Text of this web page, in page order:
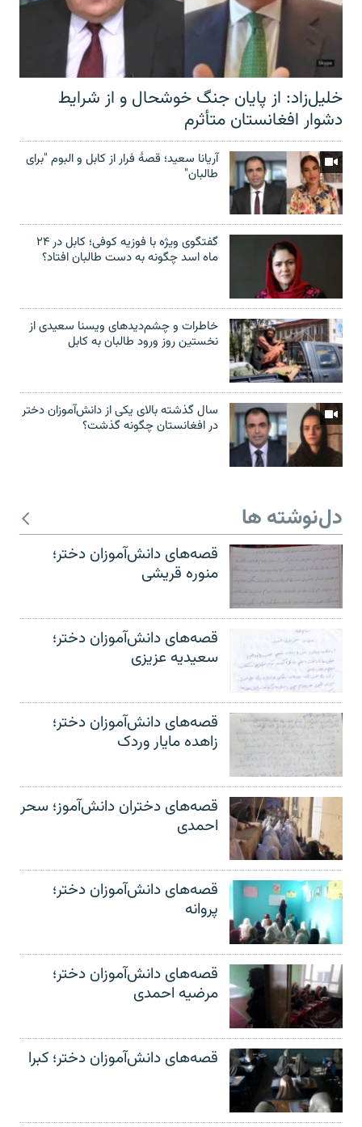
خلیل‌زاد: از پایان جنگ خوشحال و از شرایط
دشوار افغانستان متأثرم
آریانا سعید؛ قصۀ فرار از کابل و البوم "برای
طالبان"
گفتگوی ویژه با فوزیه کوفی؛ کابل در ۲۴
ماه اسد چگونه به دست طالبان افتاد؟
خاطرات و چشم‌دید‌های ویسنا سعیدی از
نخستین روز ورود طالبان به کابل
سال گذشته بالای یکی از دانش‌آموزان دختر
در افغانستان چگونه گذشت؟
دل‌نوشته ها
قصه‌های دانش‌آموزان دختر؛
منوره قریشی
قصه‌های دانش‌آموزان دختر؛
سعیدیه عزیزی
قصه‌های دانش‌آموزان دختر؛
زاهده مایار وردک
قصه‌های دختران دانش‌آموز؛ سحر
احمدی
قصه‌های دانش‌آموزان دختر؛
پروانه
قصه‌های دانش‌آموزان دختر؛
مرضیه احمدی
قصه‌های دانش‌آموزان دختر؛ کبرا